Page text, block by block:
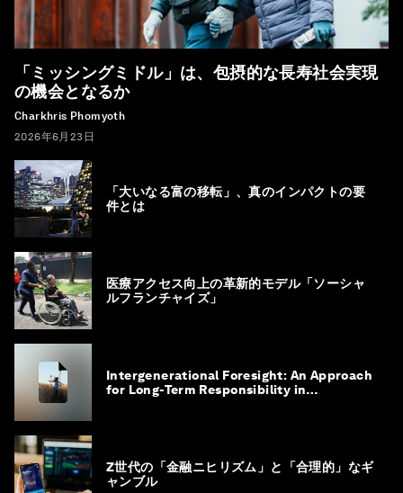
「ミッシングミドル」は、包摂的な長寿社会実現
の機会となるか
Charkhris Phomyoth
2026年6月23日
「大いなる富の移転」、真のインパクトの要
件とは
医療アクセス向上の革新的モデル「ソーシャ
ルフランチャイズ」
Intergenerational Foresight: An Approach
for Long-Term Responsibility in
Z世代の「金融ニヒリズム」と「合理的」なギ
ャンブル